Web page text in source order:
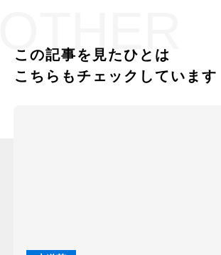
この記事を見たひとは
こちらもチェックしています